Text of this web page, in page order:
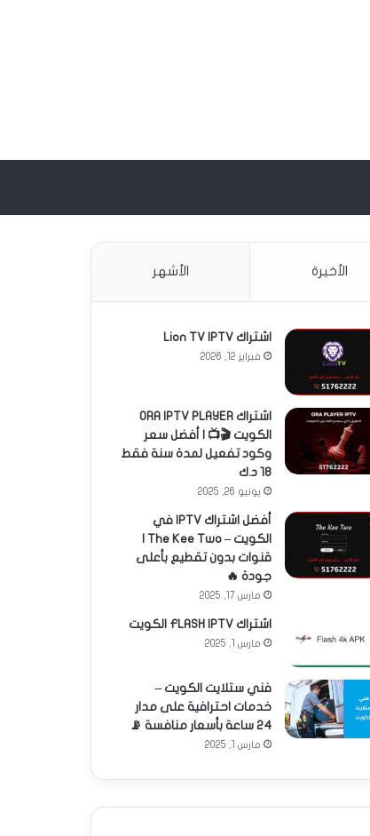
الأخيرة الأشهر
اشتراك Lion TV IPTV
فبراير 12, 2026
اشتراك ORA IPTV PLAYER
الكويت 🎬📺 | أفضل سعر
وكود تفعيل لمدة سنة فقط
18 د.ك
يونيو 26, 2025
أفضل اشتراك IPTV في
قنوات بدون تقطيع بأعلى
جودة 🔥
مارس 17, 2025
اشتراك FLASH IPTV الكويت
مارس 1, 2025
فني ستلايت الكويت –
خدمات احترافية على مدار
24 ساعة بأسعار منافسة 📡
مارس 1, 2025